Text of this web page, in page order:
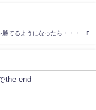
てるようになったら・・・
the end